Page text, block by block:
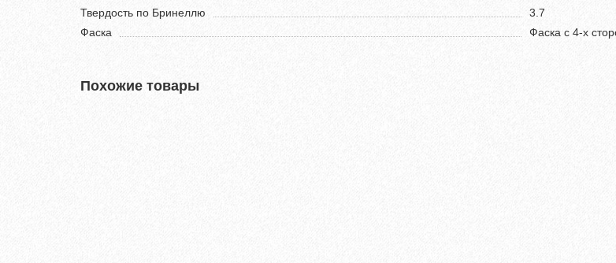
Твердость по Бринеллю
3.7
Фаска
Фаска с 4-х
Похожие товары